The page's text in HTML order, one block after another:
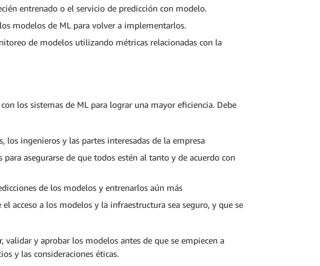
entrenado o el servicio de predicción con modelo.
modelos de ML para volver a implementarlos.
de modelos utilizando métricas relacionadas con la
los sistemas de ML para lograr una mayor eficiencia. Debe
los ingenieros y las partes interesadas de la empresa
asegurarse de que todos estén al tanto y de acuerdo con
de los modelos y entrenarlos aún más
acceso a los modelos y la infraestructura sea seguro, y que se
validar y aprobar los modelos antes de que se empiecen a
y las consideraciones éticas.